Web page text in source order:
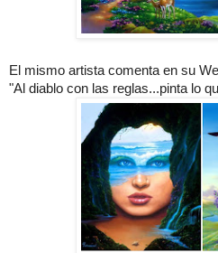
El mismo artista comenta en su
"Al diablo con las reglas...pinta lo